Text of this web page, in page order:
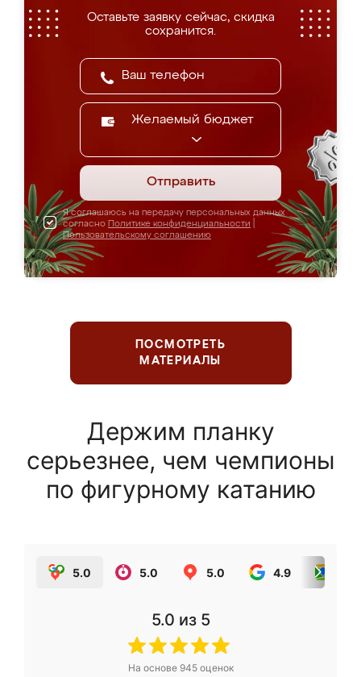
Оставьте заявку сейчас, скидка
сохранится.
Желаемый бюджет
Отправить
Я соглашаюсь на передачу персональных данных
согласно Политике конфиденциальности
Пользовательскому соглашению
ПОСМОТРЕТЬ
МАТЕРИАЛЫ
Держим планку
серьезнее, чем чемпионы
по фигурному катанию
5.0 5.0 5.0 4.9
5.0 из 5
На основе 945оценок